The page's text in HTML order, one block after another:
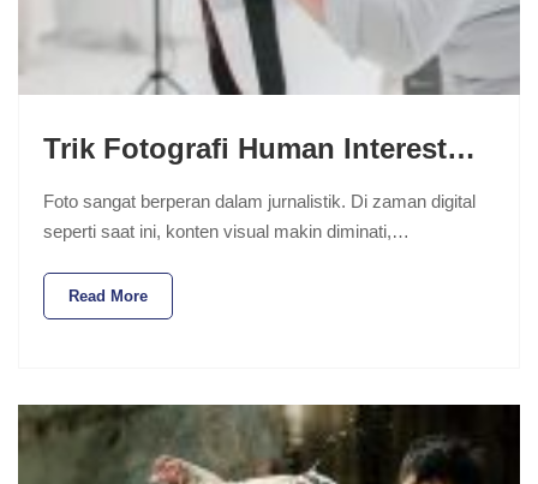
Trik Fotografi Human Interest…
Foto sangat berperan dalam jurnalistik. Di zaman digital
seperti saat ini, konten visual makin diminati,…
Read More